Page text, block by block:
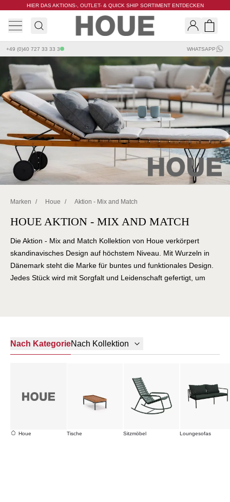
HIER DAS AKTIONS-, OUTLET- & QUICK SHIP SORTIMENT ENTDECKEN
+49 (0)40 727 33 33 3 WHATSAPP
Marken / Houe / Aktion - Mix and Match
HOUE AKTION - MIX AND MATCH
Die Aktion - Mix and Match Kollektion von Houe verkörpert
skandinavisches Design auf höchstem Niveau. Mit Wurzeln in
Dänemark steht die Marke für buntes und funktionales Design.
Jedes Stück wird mit Sorgfalt und Leidenschaft gefertigt, um
Nach KategorieNach Kollektion
Houe Tische Sitzmöbel Loungesofas